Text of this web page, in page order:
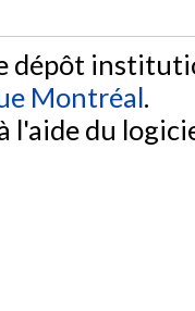
dépôt
Montréal.
l'aide du